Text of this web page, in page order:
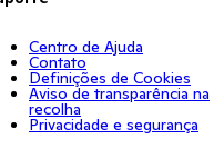
Centro de Ajuda
Contato
Definições de Cookies
Aviso de transparência na
recolha
Privacidade e segurança